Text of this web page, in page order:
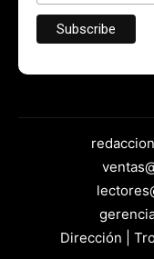
Dirección |